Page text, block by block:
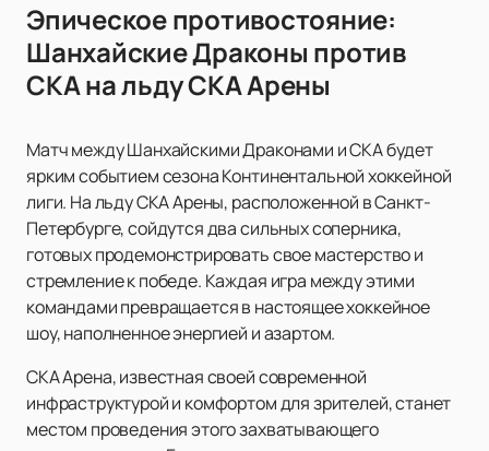
Эпическое противостояние:
Шанхайские Драконы против
СКА на льду СКА Арены
Матч между Шанхайскими Драконами и СКА будет
ярким событием сезона Континентальной хоккейной
лиги. На льду СКА Арены, расположенной в Санкт-
Петербурге, сойдутся два сильных соперника,
готовых продемонстрировать свое мастерство и
стремление к победе. Каждая игра между этими
командами превращается в настоящее хоккейное
шоу, наполненное энергией и азартом.
СКА Арена, известная своей современной
инфраструктурой и комфортом для зрителей, станет
местом проведения этого захватывающего